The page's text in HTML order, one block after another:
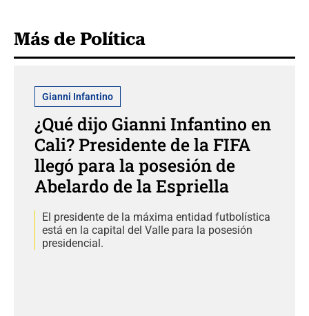
Más de Política
Gianni Infantino
¿Qué dijo Gianni Infantino en
Cali? Presidente de la FIFA
llegó para la posesión de
Abelardo de la Espriella
El presidente de la máxima entidad futbolística
está en la capital del Valle para la posesión
presidencial.